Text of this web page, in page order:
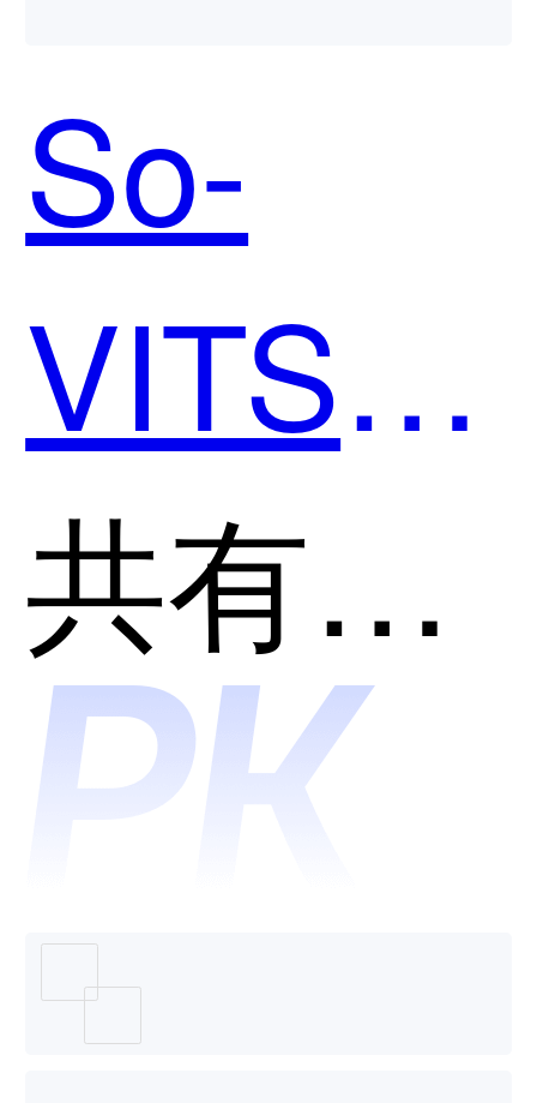
So-
VITS-
SVC和
哪个好
共有分类：语音转文字